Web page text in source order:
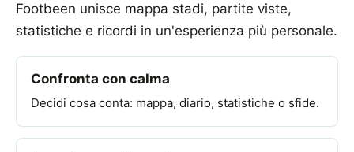
Footbeen unisce mappa stadi, partite viste,
statistiche e ricordi in un'esperienza più personale.
Confronta con calma
Decidi cosa conta: mappa, diario, statistiche o sfide.